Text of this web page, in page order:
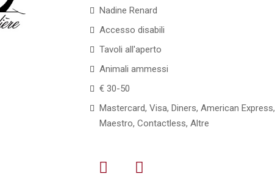
Nadine Renard
Accesso disabili
Tavoli all'aperto
Animali ammessi
€ 30-50
Mastercard, Visa, Diners, American Express,
Maestro, Contactless, Altre